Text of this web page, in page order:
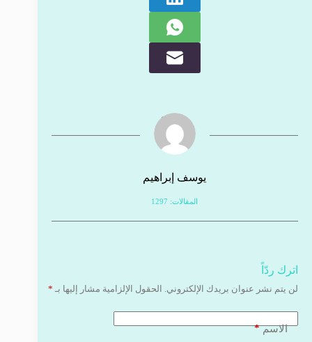
يوسف إبراهيم
المقالات: 1297
اترك ردّاً
لن يتم نشر عنوان بريدك الإلكتروني. الحقول الإلزامية مشار إليها بـ *
الاسم*